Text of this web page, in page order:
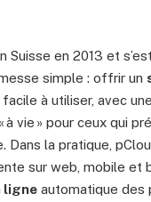
Suisse en 2013 et
simple : offrir un
à utiliser, avec
vie » pour ceux qui
Dans la pratique,
sur web, mobile et
ligne automatique des